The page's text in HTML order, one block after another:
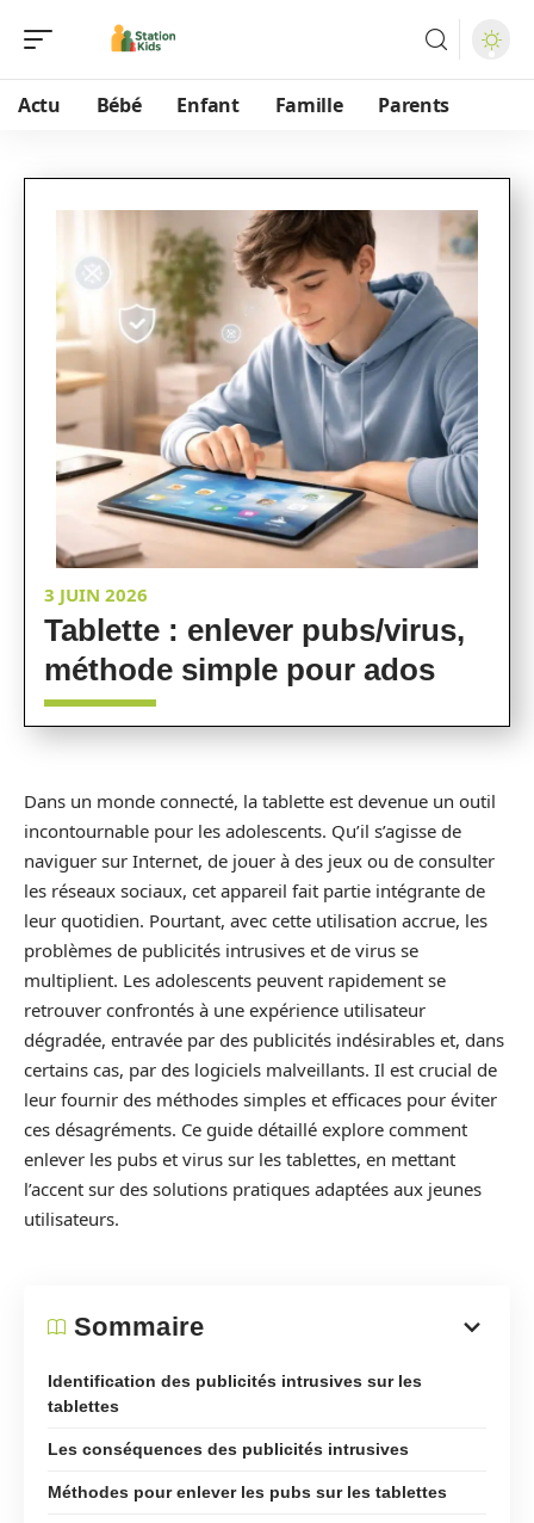
Actu Bébé Enfant Famille Parents
3 JUIN 2026
Tablette : enlever pubs/virus,
méthode simple pour ados
Dans un monde connecté, la tablette est devenue un outil
incontournable pour les adolescents. Qu’il s’agisse de
naviguer sur Internet, de jouer à des jeux ou de consulter
les réseaux sociaux, cet appareil fait partie intégrante de
leur quotidien. Pourtant, avec cette utilisation accrue, les
problèmes de publicités intrusives et de virus se
multiplient. Les adolescents peuvent rapidement se
retrouver confrontés à une expérience utilisateur
dégradée, entravée par des publicités indésirables et, dans
certains cas, par des logiciels malveillants. Il est crucial de
leur fournir des méthodes simples et efficaces pour éviter
ces désagréments. Ce guide détaillé explore comment
enlever les pubs et virus sur les tablettes, en mettant
l’accent sur des solutions pratiques adaptées aux jeunes
utilisateurs.
Sommaire
Identification des publicités intrusives sur les
tablettes
Les conséquences des publicités intrusives
Méthodes pour enlever les pubs sur les tablettes